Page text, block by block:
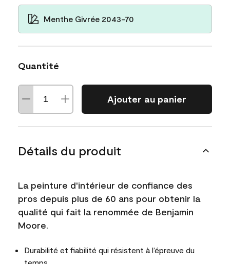
Menthe Givrée 2043-70
Quantité
Ajouter au panier
Détails du produit
La peinture d'intérieur de confiance des
pros depuis plus de 60 ans pour obtenir la
qualité qui fait la renommée de Benjamin
Moore.
Durabilité et fiabilité qui résistent à l’épreuve du
temps